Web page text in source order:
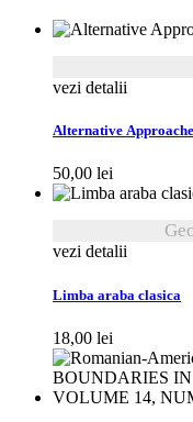
vezi detalii
Alternative
50,00 lei
vezi detalii
Limba araba clasica
18,00 lei